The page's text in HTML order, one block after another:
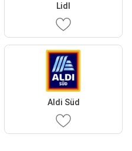
Lidl
Aldi Süd